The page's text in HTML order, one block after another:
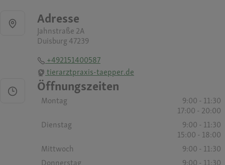
Adresse
Jahnstraße 2A
Duisburg 47239
+492151400587
tierarztpraxis-taepper.de
Öffnungszeiten
Montag
9:00 - 11:30
17:00 - 20:00
Dienstag
9:00 - 11:30
15:00 - 18:00
Mittwoch
9:00 - 11:30
Donnerstag
9:00 - 11:30